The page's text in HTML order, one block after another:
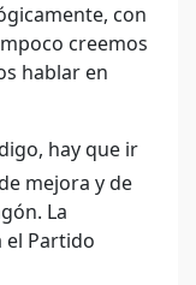
con
creemos
hablar en
hay que ir
mejora y de
La
el Partido